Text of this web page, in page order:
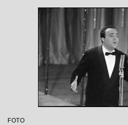
FOTO